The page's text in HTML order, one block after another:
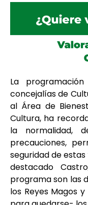
La
concejalías de
al Área de
Cultura, ha
la normalidad,
precauciones,
seguridad de
destacado
programa son las
los Reyes Magos